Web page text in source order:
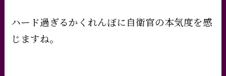
ハード過ぎるかくれんぼに自衛官の本気度を感
じますね。